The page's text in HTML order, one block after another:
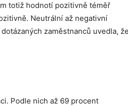
totiž hodnotí pozitivně téměř
Neutrální až negativní
zaměstnanců uvedla, že
Podle nich až 69 procent